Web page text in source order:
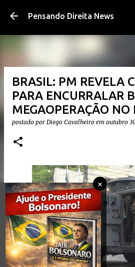
Pular para o
Pensando Direita News
×
BRASIL: PM REVELA
PARA ENCURRALAR
MEGAOPERAÇÃO NO
postado por Diego Cavalheiro em outubro